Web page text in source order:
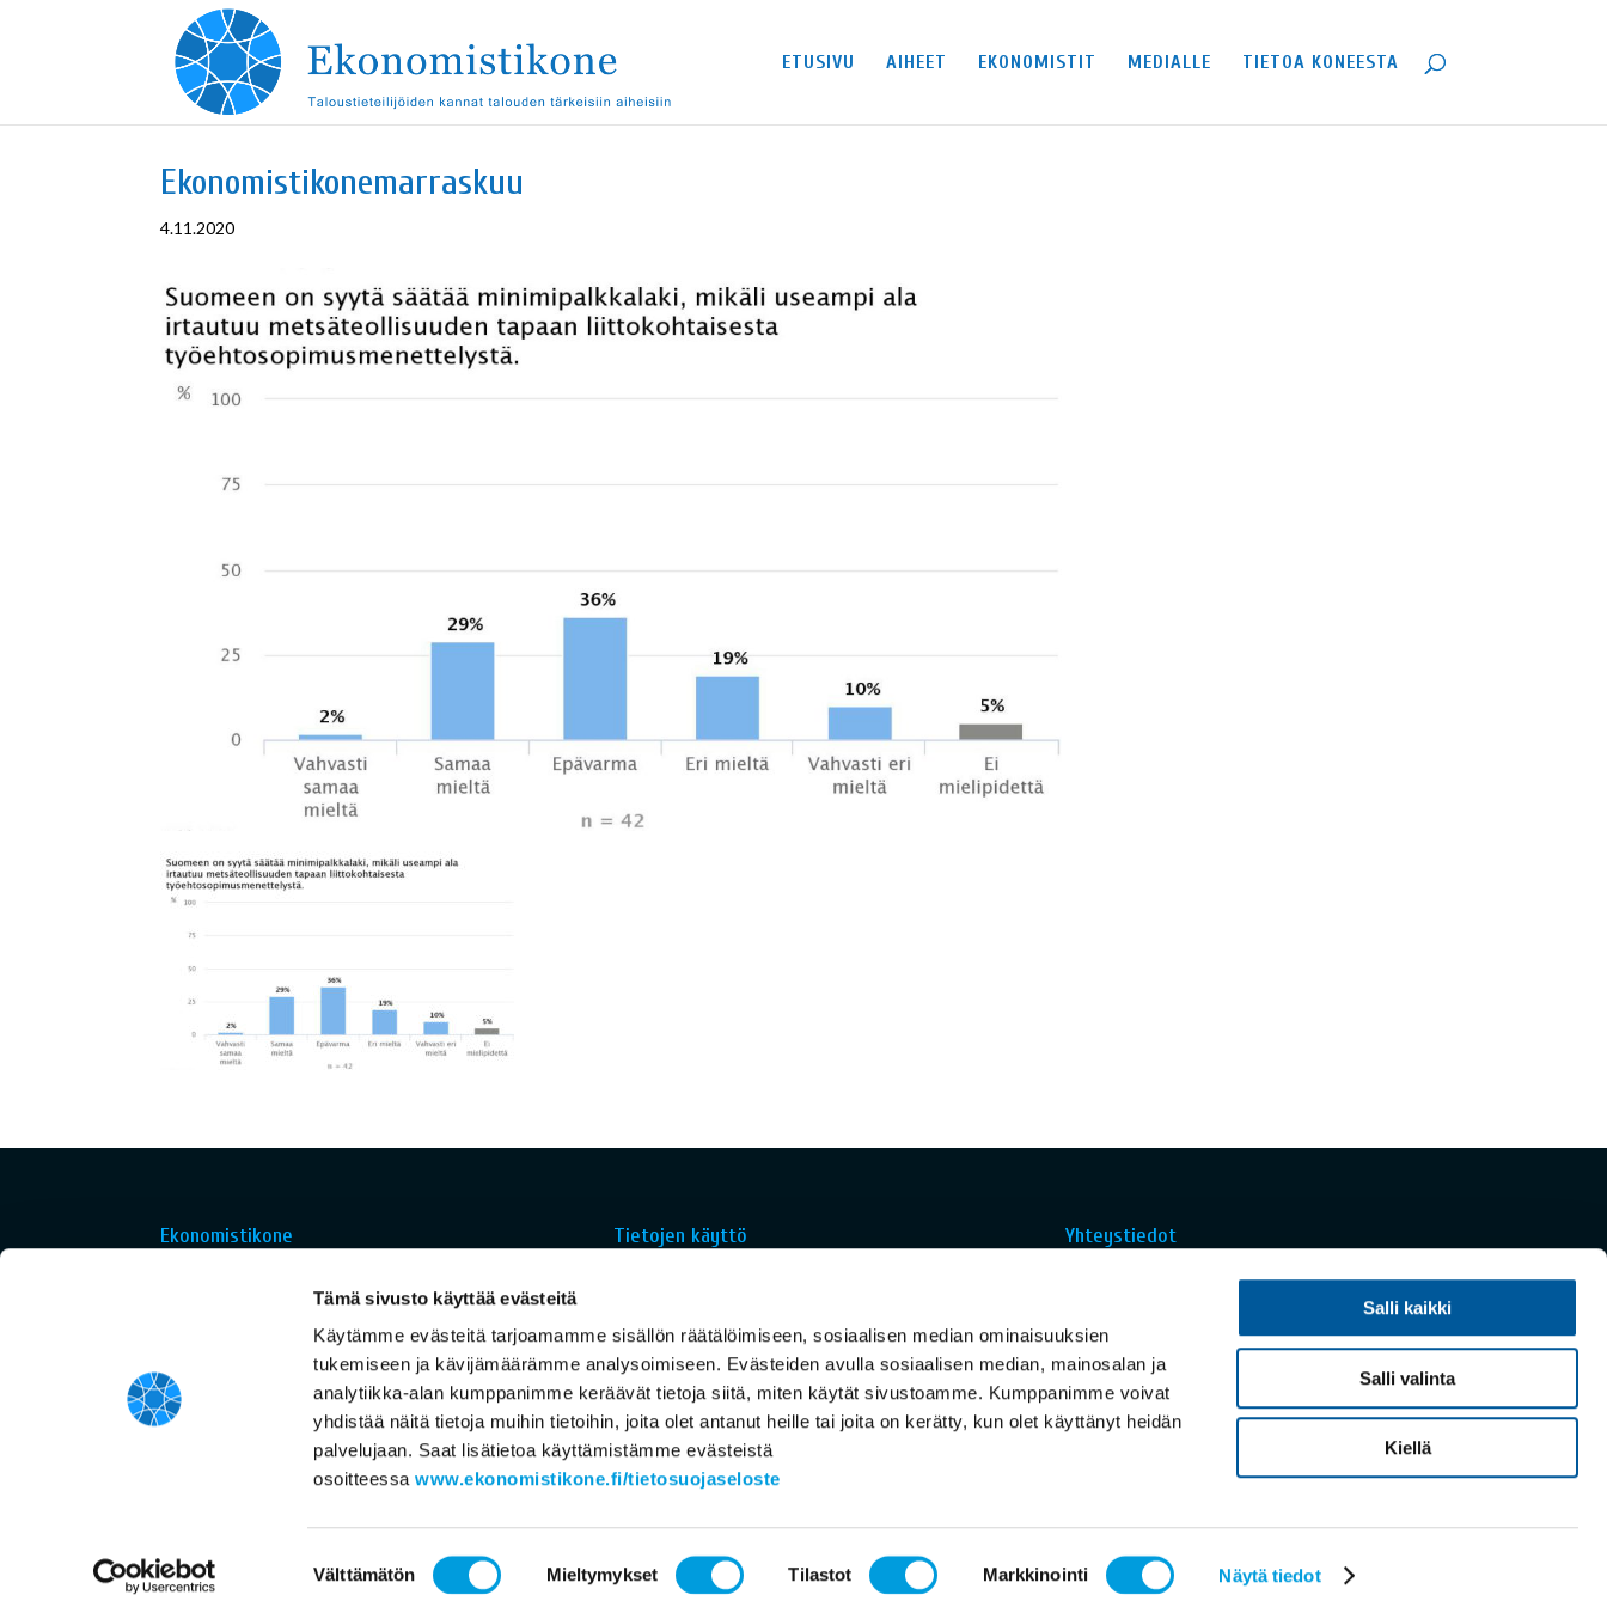
Tämä sivusto käyttää evästeitä
Käytämme evästeitä tarjoamamme sisällön räätälöimiseen, sosiaalisen median ominaisuuksien
tukemiseen ja kävijämäärämme analysoimiseen. Evästeiden avulla sosiaalisen median, mainosalan ja
analytiikka-alan kumppanimme keräävät tietoja siitä, miten käytät sivustoamme. Kumppanimme voivat
yhdistää näitä tietoja muihin tietoihin, joita olet antanut heille tai joita on kerätty, kun olet käyttänyt heidän
palvelujaan. Saat lisätietoa käyttämistämme evästeistä
osoitteessawww.ekonomistikone.fi/tietosuojaseloste
valinta
Välttämätön Mieltymykset Tilastot Markkinointi Näytä tiedot
Salli kaikki
Salli valinta
Kiellä
ETUSIVU AIHEET EKONOMISTIT MEDIALLE TIETOA KONEESTA
Ekonomistikonemarraskuu
4.11.2020
Ekonomistikone
akateeminen asiantuntijapaneeli. Sen
tarkoituksena on selvittää, mitä suomalaiset
taloustieteilijät ajattelevat taloustieteen ja
talouspolitiikan tärkeistä aiheista. Se kertoo
myös mistä kysymyksistä vallitsee yksimielisyys
ja missä kysymyksissä käsitykset eroavat.
Tietojen käyttö
kokonaisuudessaan julkisia ja käytettävissä
Creative Commons (Nimeä 4.0 Kansainvälinen)
– lisenssin ehtojen mukaisesti. Ekonomistien
antamat vastaukset eivät välttämättä edusta
heidän taustatahojensa kantoja.
Yhteystiedot
Elinkeinoelämän tutkimuslaitos
Arkadiankatu 23 B, 00100 Helsinki
Tel. +358 9 68 69 200
palaute@ekonomistikone.fi
© Ekonomistikone 2017 |Tietosuojaseloste